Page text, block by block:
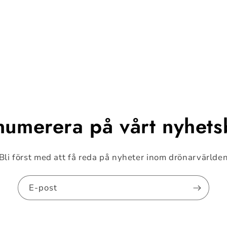
på vårt
först med att få reda på nyheter inom drönarvärlden
E-post